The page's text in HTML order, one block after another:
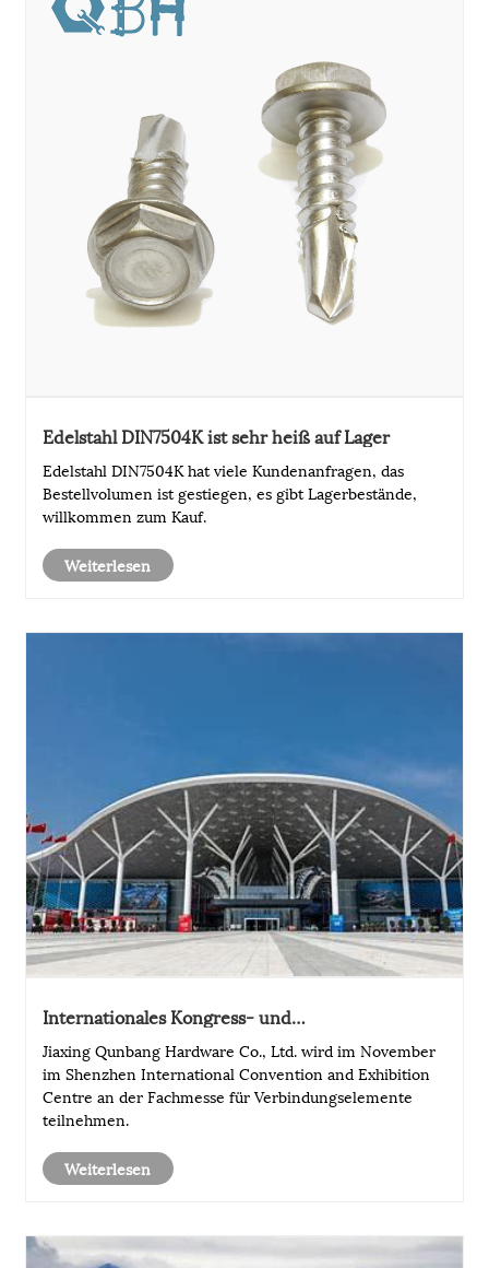
Edelstahl DIN7504K ist sehr heiß auf Lager
Edelstahl DIN7504K hat viele Kundenanfragen, das
Bestellvolumen ist gestiegen, es gibt Lagerbestände,
willkommen zum Kauf.
Weiterlesen
Internationales Kongress- und
Jiaxing Qunbang Hardware Co., Ltd. wird im November
im Shenzhen International Convention and Exhibition
Centre an der Fachmesse für Verbindungselemente
teilnehmen.
Weiterlesen